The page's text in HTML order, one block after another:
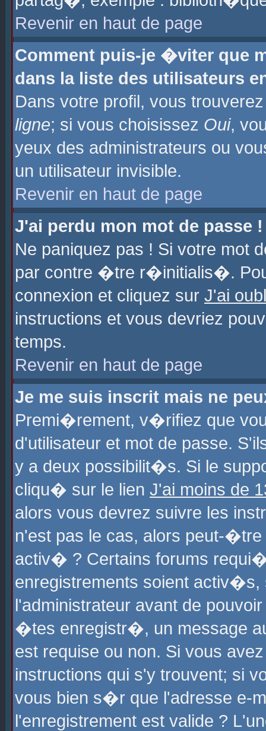
Revenir en haut de page
Comment puis-je �viter que
dans la liste des utilisateurs
Dans votre profil, vous
ligne; si vous choisissez Oui,
yeux des administrateurs ou
un utilisateur invisible.
Revenir en haut de page
J'ai perdu mon mot de passe !
Ne paniquez pas ! Si votre
par contre �tre r�initialis�.
connexion et cliquez sur J'ai
instructions et vous devriez
temps.
Revenir en haut de page
Je me suis inscrit mais ne
Premi�rement, v�rifiez que
d'utilisateur et mot de passe.
y a deux possibilit�s. Si le
cliqu� sur le lien J'ai moins de
alors vous devrez suivre les
n'est pas le cas, alors peut-
activ� ? Certains forums
enregistrements soient
l'administrateur avant de
�tes enregistr�, un message
est requise ou non. Si vous
instructions qui s'y trouvent; si
vous bien s�r que l'adresse e-
l'enregistrement est valide ?